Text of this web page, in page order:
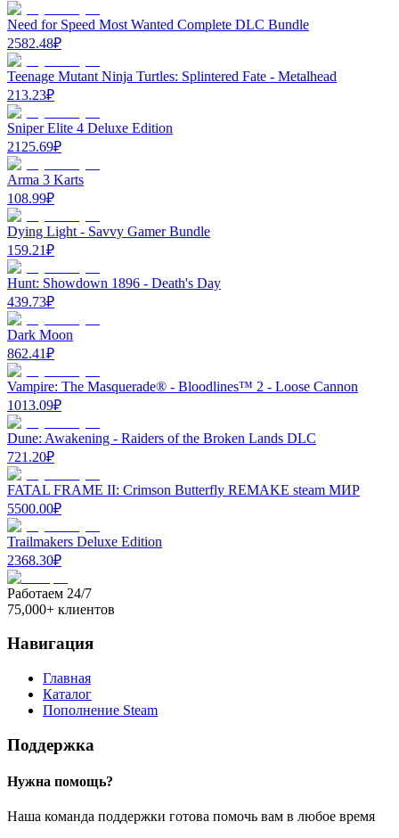
Need for Speed Most Wanted Complete DLC Bundle
2582.48₽
Teenage Mutant Ninja Turtles: Splintered Fate - Metalhead
213.23₽
Sniper Elite 4 Deluxe Edition
2125.69₽
Arma 3 Karts
108.99₽
Dying Light - Savvy Gamer Bundle
159.21₽
Hunt: Showdown 1896 - Death's Day
439.73₽
Dark Moon
862.41₽
Vampire: The Masquerade® - Bloodlines™ 2 - Loose Cannon
1013.09₽
Dune: Awakening - Raiders of the Broken Lands DLC
721.20₽
FATAL FRAME II: Crimson Butterfly REMAKE steam МИР
5500.00₽
Trailmakers Deluxe Edition
2368.30₽
Работаем 24/7
75,000+ клиентов
Навигация
Главная
Каталог
Пополнение Steam
Поддержка
Нужна помощь?
Наша команда поддержки готова помочь вам в любое время